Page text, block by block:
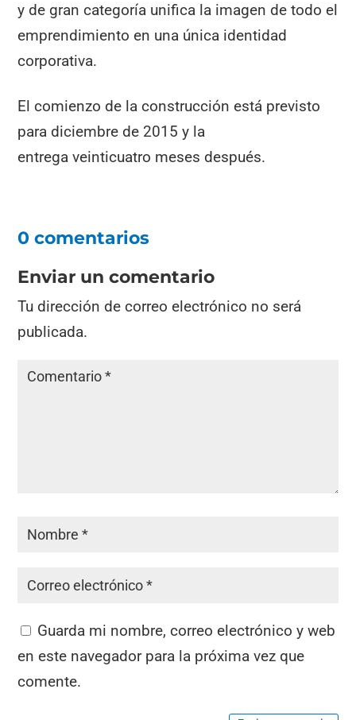
y de gran categoría unifica la imagen de todo el
emprendimiento en una única identidad
corporativa.
El comienzo de la construcción está previsto
para diciembre de 2015 y la
entrega veinticuatro meses después.
0 comentarios
Enviar un comentario
Tu dirección de correo electrónico no será
publicada.
Guarda mi nombre, correo electrónico y web
en este navegador para la próxima vez que
comente.